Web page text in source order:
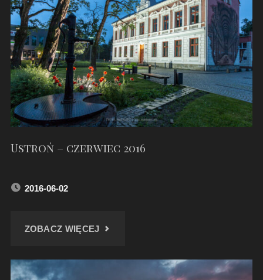
SIERPIEŃ
2019"
Ustroń – czerwiec 2016
2016-06-02
ZOBACZ WIĘCEJ"USTROŃ